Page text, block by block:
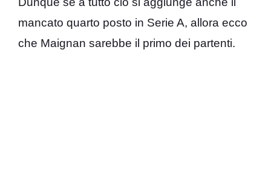
mancato quarto posto in Serie A, allora ecco
che Maignan sarebbe il primo dei partenti.